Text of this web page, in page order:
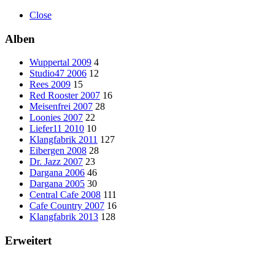
Close
Alben
Wuppertal 2009 4
Studio47 2006 12
Rees 2009 15
Red Rooster 2007 16
Meisenfrei 2007 28
Loonies 2007 22
Liefer11 2010 10
Klangfabrik 2011 127
Eibergen 2008 28
Dr. Jazz 2007 23
Dargana 2006 46
Dargana 2005 30
Central Cafe 2008 111
Cafe Country 2007 16
Klangfabrik 2013 128
Erweitert